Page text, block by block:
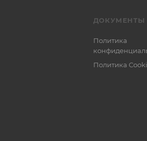
ДОКУМЕНТЫ
Политика
Политика